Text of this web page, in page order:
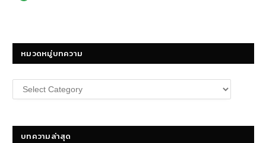
หมวดหมู่บทความ
หมวด
หมู่
บทความล่าสุด